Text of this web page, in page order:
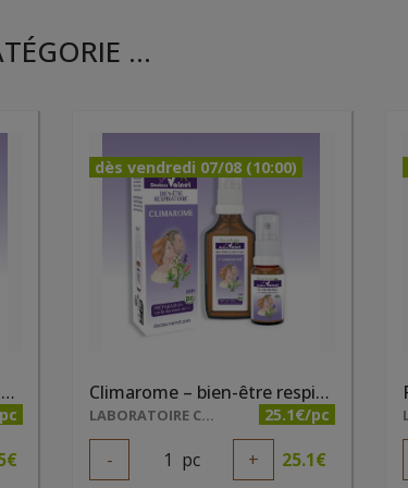
...
Climarome – bien-être respiratoire 15ml
€
dès vendredi 07/08 (10:00)
Climarome – bien-être respiratoire 50ml
LABORATOIRE COSBIONAT 25.1€/pc
- 1 pc + 25.1€